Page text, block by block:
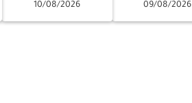
09/08/2026
10/08/2026